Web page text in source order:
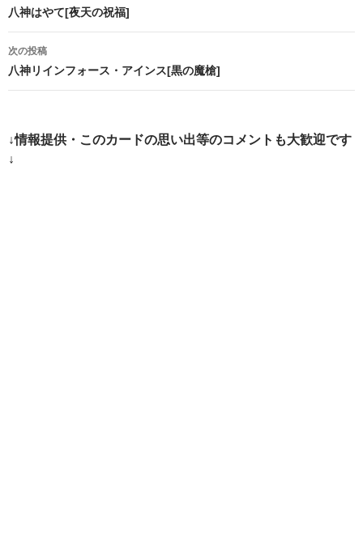
稿
ナ
ビ
ー
シ
八神はやて[夜天の祝福]
次の投稿
八神リインフォース・アインス[黒の魔槍]
↓情報提供・このカードの思い出等のコメントも大歓迎です
↓